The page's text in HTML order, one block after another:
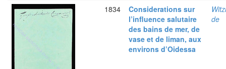
1834
Considerations sur
l’influence salutaire
des bains de mer, de
vase et de liman, aux
environs d’Oidessa
de